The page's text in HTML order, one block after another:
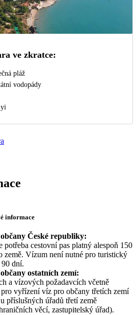
ve zkratce:
pláž
vodopády
informace
České republiky:
potřeba cestovní pas platný alespoň 150
země. Vízum není nutné pro turistický
dní.
ostatních zemí:
a vízových požadavcích včetně
vyřízení víz pro občany třetích zemí
příslušných úřadů třetí země
věcí, zastupitelský úřad).